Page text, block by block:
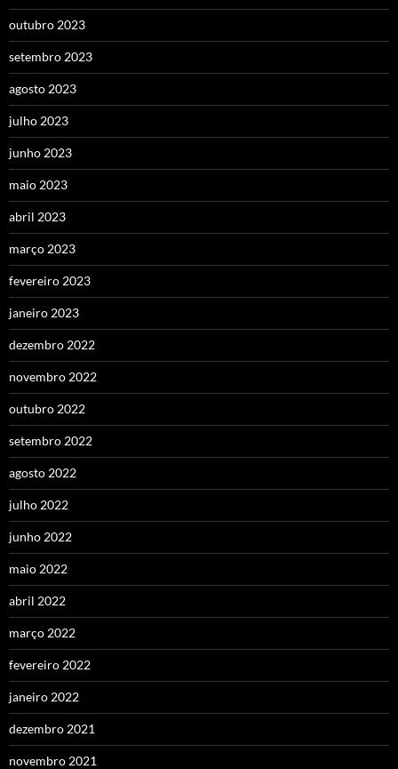
outubro 2023
setembro 2023
agosto 2023
julho 2023
junho 2023
maio 2023
abril 2023
março 2023
fevereiro 2023
janeiro 2023
dezembro 2022
novembro 2022
outubro 2022
setembro 2022
agosto 2022
julho 2022
junho 2022
maio 2022
abril 2022
março 2022
fevereiro 2022
janeiro 2022
dezembro 2021
novembro 2021